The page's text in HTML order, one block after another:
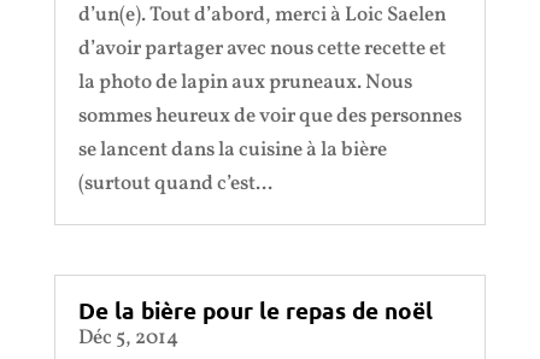
d’un(e). Tout d’abord, merci à Loic Saelen
d’avoir partager avec nous cette recette et
la photo de lapin aux pruneaux. Nous
sommes heureux de voir que des personnes
se lancent dans la cuisine à la bière
(surtout quand c’est...
De la bière pour le repas de noël
Déc 5, 2014